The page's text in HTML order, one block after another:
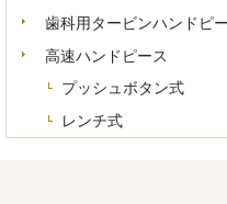
歯科用タービンハンドピ
高速ハンドピース
プッシュボタン式
レンチ式